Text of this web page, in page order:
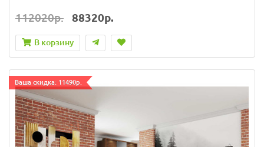
112020р. 88320р.
В корзину
Ваша скидка: 11490р.